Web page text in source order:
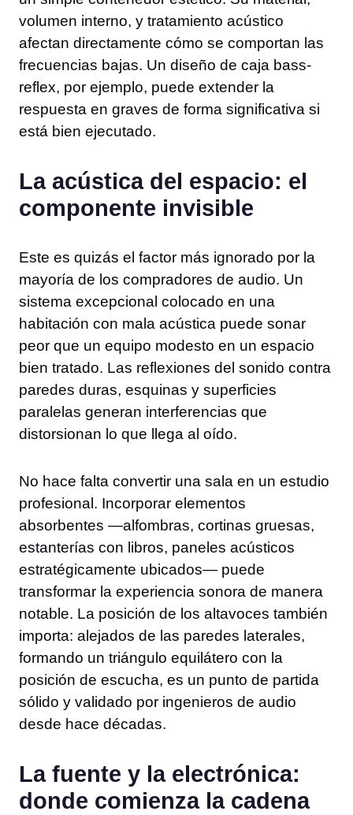
volumen interno, y tratamiento acústico
afectan directamente cómo se comportan las
frecuencias bajas. Un diseño de caja bass-
reflex, por ejemplo, puede extender la
respuesta en graves de forma significativa si
está bien ejecutado.
La acústica del espacio: el
componente invisible
Este es quizás el factor más ignorado por la
mayoría de los compradores de audio. Un
sistema excepcional colocado en una
habitación con mala acústica puede sonar
peor que un equipo modesto en un espacio
bien tratado. Las reflexiones del sonido contra
paredes duras, esquinas y superficies
paralelas generan interferencias que
distorsionan lo que llega al oído.
No hace falta convertir una sala en un estudio
profesional. Incorporar elementos
absorbentes —alfombras, cortinas gruesas,
estanterías con libros, paneles acústicos
estratégicamente ubicados— puede
transformar la experiencia sonora de manera
notable. La posición de los altavoces también
importa: alejados de las paredes laterales,
formando un triángulo equilátero con la
posición de escucha, es un punto de partida
sólido y validado por ingenieros de audio
desde hace décadas.
La fuente y la electrónica:
donde comienza la cadena